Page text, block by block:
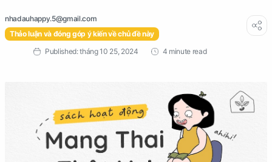
Thảo luận và đóng góp ý kiến về chủ đề này
4 minute read